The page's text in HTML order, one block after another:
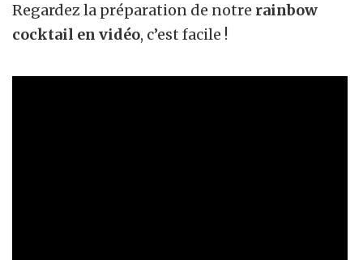
Regardez la préparation de notre rainbow
cocktail en vidéo, c’est facile !